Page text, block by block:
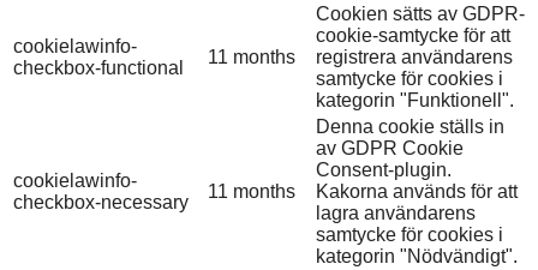
cookielawinfo-
checkbox-functional
11 months
Cookien sätts av GDPR-
cookie-samtycke för att
registrera användarens
samtycke för cookies i
kategorin "Funktionell".
cookielawinfo-
checkbox-necessary
11 months
Denna cookie ställs in
av GDPR Cookie
Consent-plugin.
Kakorna används för att
lagra användarens
samtycke för cookies i
kategorin "Nödvändigt".